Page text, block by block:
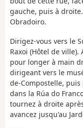
gauche, puis à
Obradoiro.
Dirigez-vous vers le
Raxoi (Hôtel de
pour longer à main
dirigeant vers le
de-Compostelle,
dans la Rúa do
tournez à droite
avancez jusqu'au